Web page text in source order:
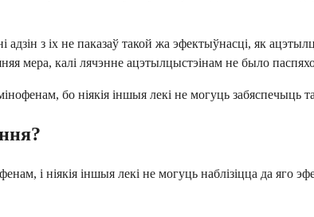
з іх не паказаў такой жа эфектыўнасці, як
мера, калі лячэнне ацэтылцыстэінам не было
бо ніякія іншыя лекі не могуць забяспечыць
і ніякія іншыя лекі не могуць наблізіцца да яго